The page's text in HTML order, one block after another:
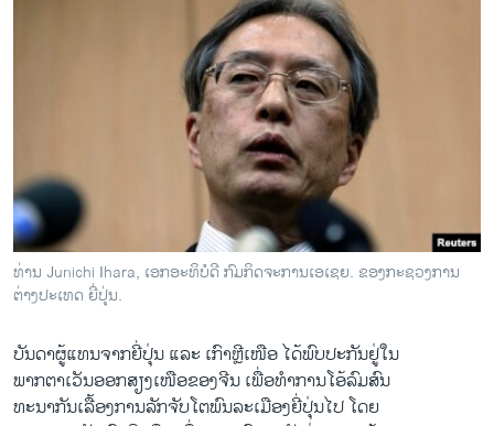
ອິດສະຫຼະພາບດ້ານການຂ່າວ
ວິທະຍາສາດ-ເທັກໂນໂລຈີ
ທຸລະກິດ
ພາສາອັງກິດ
ວີດີໂອ
ລາຍການກະຈາຍສຽງ
ລາຍງານ
ຕິດຕາມພວກເຮົາ ທີ່
ທ່ານ Junichi Ihara, ເອກອະທິບໍດີ ກົມກິດຈະການເອເຊຍ. ຂອງກະຊວງການ
ຕ່າງປະເທດ ຍີ່ປຸ່ນ.
ບັນດາ​ຜູ​້ແທນ​ຈາກ​ຍີ່ປຸ່ນ ​ແລະ ​ເກົາຫຼີ​ເໜືອ ​ໄດ້​ພົບ​ປະກັນ​ຢູ່​ໃນ
​ພາກ​ຕາ​ເວັນ​ອອກສຽງ​ເໜືອ​ຂອງ​ຈີນ ​ເພື່ອ​ທຳ​ການ​ໂອ້​ລົມ​ສົນ
ທະນາ​ກັນ​ເລື້ອງ​ການລັກ​ຈັບ​ໂຕ​ພົນລະ​ເມືອງ​ຍີ່ປຸ່ນ​ໄປ ​ໂດຍ